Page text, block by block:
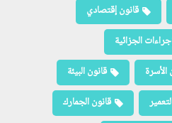
قانون إقتصادي
الجزائية
الأسرة
قانون البيئة
قانون الجمارك